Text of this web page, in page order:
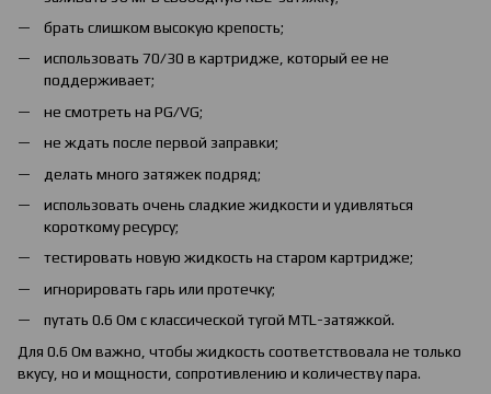
брать слишком высокую крепость;
использовать 70/30 в картридже, который ее не
поддерживает;
не смотреть на PG/VG;
не ждать после первой заправки;
делать много затяжек подряд;
использовать очень сладкие жидкости и удивляться
короткому ресурсу;
тестировать новую жидкость на старом картридже;
игнорировать гарь или протечку;
путать 0.6 Ом с классической тугой MTL-затяжкой.
Для 0.6 Ом важно, чтобы жидкость соответствовала не только
вкусу, но и мощности, сопротивлению и количеству пара.